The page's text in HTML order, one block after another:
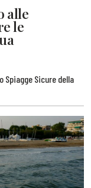
alle
le
Spiagge Sicure della